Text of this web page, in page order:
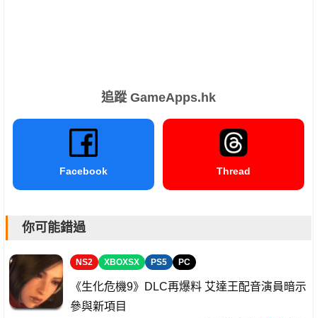
追蹤 GameApps.hk
Facebook Thread
你可能錯過
NS2 XBOXSX PS5 PC
《生化危機9》DLC再爆料 艾達王配音演員暗示
參與新項目